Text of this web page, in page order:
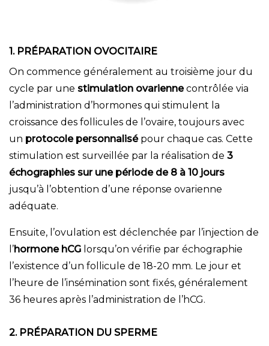
1. PRÉPARATION OVOCITAIRE
On commence généralement au troisième jour du
cycle par une stimulation ovariennecontrôlée via
l’administration d’hormones qui stimulent la
croissance des follicules de l’ovaire, toujours avec
un protocole personnalisé pour chaque cas. Cette
stimulation est surveillée par la réalisation de 3
échographies sur une période de 8 à 10 jours
jusqu’à l’obtention d’une réponse ovarienne
adéquate.
Ensuite, l’ovulation est déclenchée par l’injection de
l’hormone hCG lorsqu’on vérifie par échographie
l’existence d’un follicule de 18-20 mm. Le jour et
l’heure de l’insémination sont fixés, généralement
36 heures après l’administration de l’hCG.
2. PRÉPARATION DU SPERME